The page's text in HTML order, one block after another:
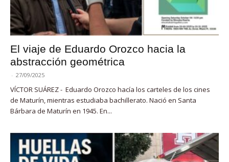
El viaje de Eduardo Orozco hacia la
abstracción geométrica
- 27/09/2025
VÍCTOR SUÁREZ - Eduardo Orozco hacía los carteles de los cines
de Maturín, mientras estudiaba bachillerato. Nació en Santa
Bárbara de Maturín en 1945. En...